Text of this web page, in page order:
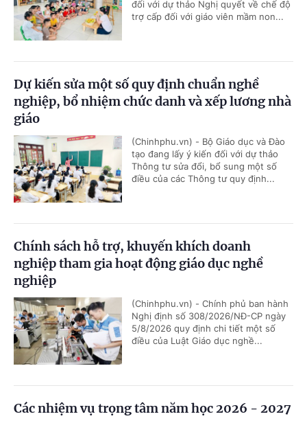
đối với dự thảo Nghị quyết về chế độ
trợ cấp đối với giáo viên mầm non...
Dự kiến sửa một số quy định chuẩn nghề
nghiệp, bổ nhiệm chức danh và xếp lương nhà
giáo
(Chinhphu.vn) - Bộ Giáo dục và Đào
tạo đang lấy ý kiến đối với dự thảo
Thông tư sửa đổi, bổ sung một số
điều của các Thông tư quy định...
Chính sách hỗ trợ, khuyến khích doanh
nghiệp tham gia hoạt động giáo dục nghề
nghiệp
(Chinhphu.vn) - Chính phủ ban hành
Nghị định số 308/2026/NĐ-CP ngày
5/8/2026 quy định chi tiết một số
điều của Luật Giáo dục nghề...
Các nhiệm vụ trọng tâm năm học 2026 - 2027